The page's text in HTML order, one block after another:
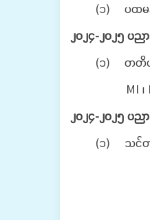
(၁) ပထမနှစ်
၂၀၂၄-၂၀၂၅
(၁) တတိယနှစ်
MI ၊
၂၀၂၄-၂၀၂၅ ပ
(၁) သင်တန်